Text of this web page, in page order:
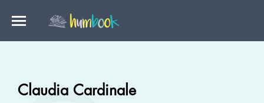
Claudia Cardinale